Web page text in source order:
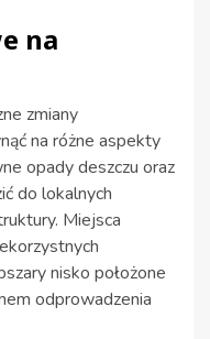
na
zmiany
na różne aspekty
opady deszczu oraz
do lokalnych
Miejsca
nisko położone
odprowadzenia